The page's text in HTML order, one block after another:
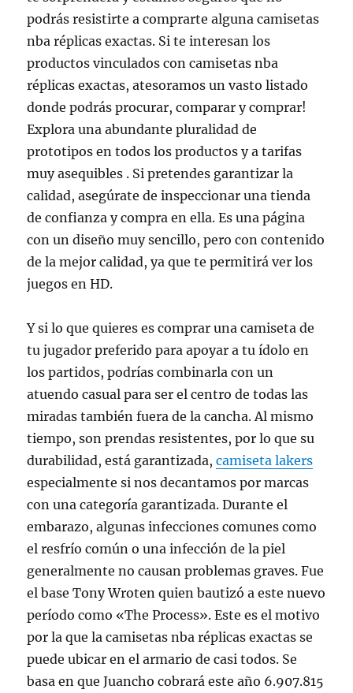
podrás resistirte a comprarte alguna camisetas
nba réplicas exactas. Si te interesan los
productos vinculados con camisetas nba
réplicas exactas, atesoramos un vasto listado
donde podrás procurar, comparar y comprar!
Explora una abundante pluralidad de
prototipos en todos los productos y a tarifas
muy asequibles . Si pretendes garantizar la
calidad, asegúrate de inspeccionar una tienda
de confianza y compra en ella. Es una página
con un diseño muy sencillo, pero con contenido
de la mejor calidad, ya que te permitirá ver los
juegos en HD.
Y si lo que quieres es comprar una camiseta de
tu jugador preferido para apoyar a tu ídolo en
los partidos, podrías combinarla con un
atuendo casual para ser el centro de todas las
miradas también fuera de la cancha. Al mismo
tiempo, son prendas resistentes, por lo que su
durabilidad, está garantizada,camiseta lakers
especialmente si nos decantamos por marcas
con una categoría garantizada. Durante el
embarazo, algunas infecciones comunes como
el resfrío común o una infección de la piel
generalmente no causan problemas graves. Fue
el base Tony Wroten quien bautizó a este nuevo
período como «The Process». Este es el motivo
por la que la camisetas nba réplicas exactas se
puede ubicar en el armario de casi todos. Se
basa en que Juancho cobrará este año 6.907.815